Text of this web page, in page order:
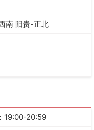
南 阳贵-正北
19:00-20:59